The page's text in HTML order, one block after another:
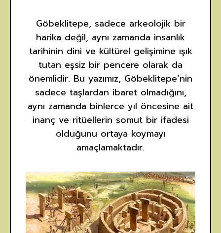
Göbeklitepe, sadece arkeolojik bir
harika değil, aynı zamanda insanlık
tarihinin dini ve kültürel gelişimine ışık
tutan eşsiz bir pencere olarak da
önemlidir. Bu yazımız, Göbeklitepe’nin
sadece taşlardan ibaret olmadığını,
aynı zamanda binlerce yıl öncesine ait
inanç ve ritüellerin somut bir ifadesi
olduğunu ortaya koymayı
amaçlamaktadır.